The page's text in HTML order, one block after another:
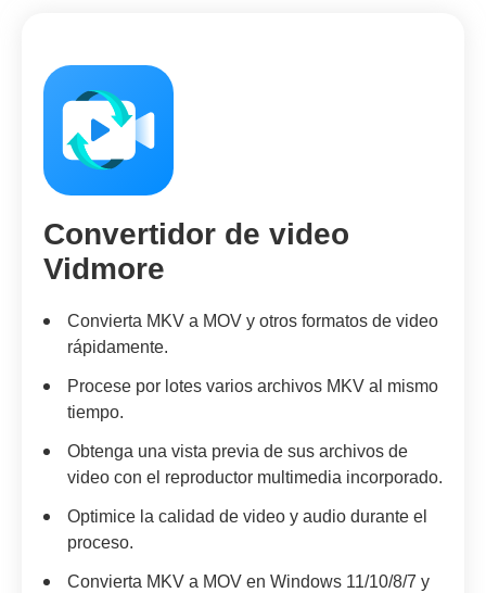
Convertidor de video
Vidmore
Convierta MKV a MOV y otros formatos de video
rápidamente.
Procese por lotes varios archivos MKV al mismo
tiempo.
Obtenga una vista previa de sus archivos de
video con el reproductor multimedia incorporado.
Optimice la calidad de video y audio durante el
proceso.
Convierta MKV a MOV en Windows 11/10/8/7 y